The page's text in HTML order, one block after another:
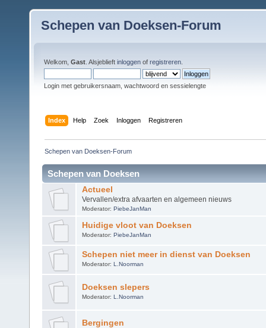
Schepen van Doeksen-Forum
Welkom, Gast . Alsjeblieft inloggen of registreren
Login met gebruikersnaam, wachtwoord en sessielengte
Index Help Zoek Inloggen Registreren
Schepen van Doeksen-Forum
Schepen van Doeksen
Actueel
Vervallen/extra afvaarten en algemeen nieuws
Moderator: PiebeJanMan
Huidige vloot van Doeksen
Moderator: PiebeJanMan
Schepen niet meer in dienst van Doeksen
Moderator: L.Noorman
Doeksen slepers
Moderator: L.Noorman
Bergingen